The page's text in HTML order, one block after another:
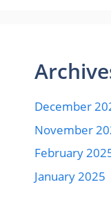
December
November
February
January 2025